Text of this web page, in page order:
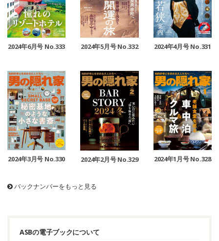
2024年6月号 No.333 2024年5月号 No.332 2024年4月号 No.331
2024年3月号 No.330 2024年2月号 No.329 2024年1月号 No.328
バックナンバーをもっと見る
ASBの電子ブックについて